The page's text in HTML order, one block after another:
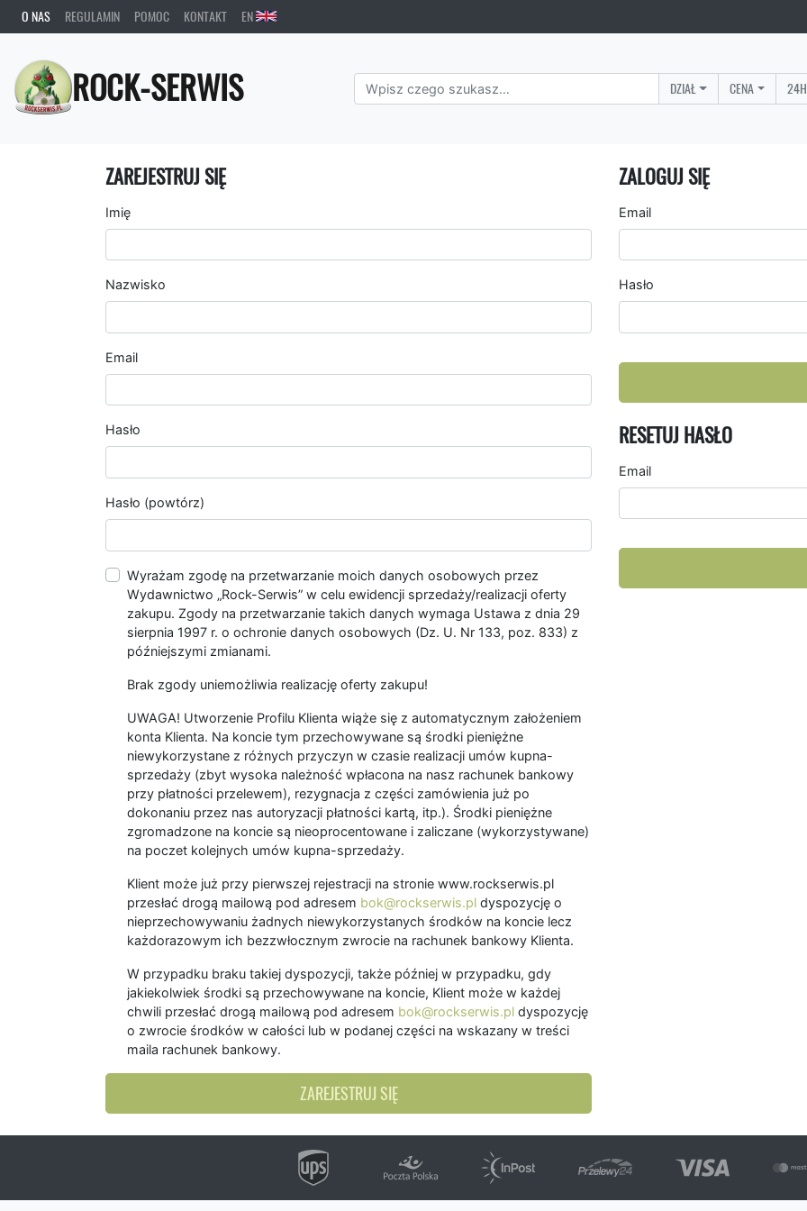
O NAS REGULAMIN POMOC KONTAKT EN
ROCK-SERWIS DZIAŁ CENA
ZAREJESTRUJ SIĘ
Imię
Nazwisko
Email
Hasło
Hasło (powtórz)
Wyrażam zgodę na przetwarzanie moich danych osobowych przez
Wydawnictwo „Rock-Serwis” w celu ewidencji sprzedaży/realizacji oferty
zakupu. Zgody na przetwarzanie takich danych wymaga Ustawa z dnia 29
sierpnia 1997 r. o ochronie danych osobowych (Dz. U. Nr 133, poz. 833) z
późniejszymi zmianami.
Brak zgody uniemożliwia realizację oferty zakupu!
UWAGA! Utworzenie Profilu Klienta wiąże się z automatycznym założeniem
konta Klienta. Na koncie tym przechowywane są środki pieniężne
niewykorzystane z różnych przyczyn w czasie realizacji umów kupna-
sprzedaży (zbyt wysoka należność wpłacona na nasz rachunek bankowy
przy płatności przelewem), rezygnacja z części zamówienia już po
dokonaniu przez nas autoryzacji płatności kartą, itp.). Środki pieniężne
zgromadzone na koncie są nieoprocentowane i zaliczane (wykorzystywane)
na poczet kolejnych umów kupna-sprzedaży.
Klient może już przy pierwszej rejestracji na stronie www.rockserwis.pl
przesłać drogą mailową pod adresem bok@rockserwis.pl dyspozycję o
nieprzechowywaniu żadnych niewykorzystanych środków na koncie lecz
każdorazowym ich bezzwłocznym zwrocie na rachunek bankowy Klienta.
W przypadku braku takiej dyspozycji, także później w przypadku, gdy
jakiekolwiek środki są przechowywane na koncie, Klient może w każdej
chwili przesłać drogą mailową pod adresem bok@rockserwis.pl dyspozycję
o zwrocie środków w całości lub w podanej części na wskazany w treści
maila rachunek bankowy.
ZAREJESTRUJ SIĘ
ZALOGUJ SIĘ
Email
Hasło
RESETUJ HASŁO
Email